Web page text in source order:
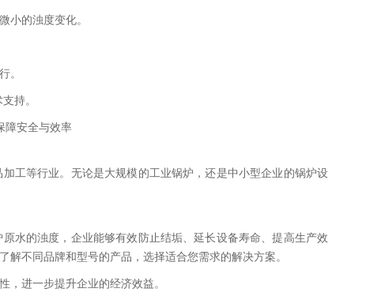
小的浊度变化。
。
持。
工等行业。无论是大规模的工业锅炉，还是中小型企业的锅炉设
水的浊度，企业能够有效防止结垢、延长设备寿命、提高生产效
不同品牌和型号的产品，选择适合您需求的解决方案。
，进一步提升企业的经济效益。